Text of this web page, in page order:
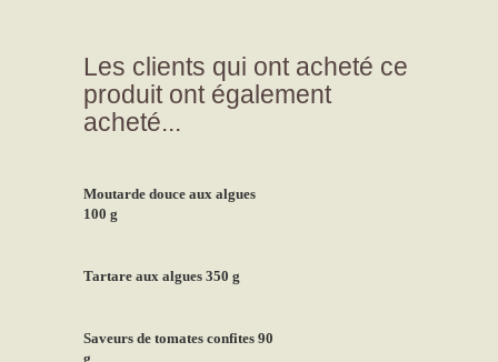
Les clients qui ont acheté ce
produit ont également
acheté...
Moutarde douce aux algues
100 g
Tartare aux algues 350 g
Saveurs de tomates confites 90
g